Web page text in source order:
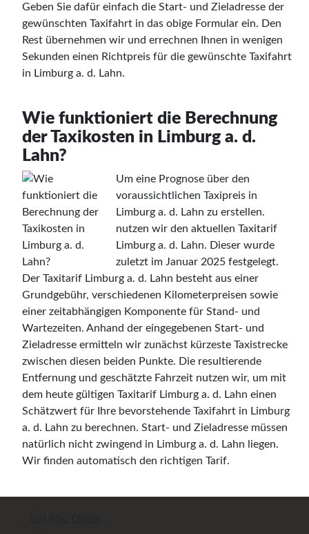
Geben Sie dafür einfach die Start- und Zieladresse der
gewünschten Taxifahrt in das obige Formular ein. Den
Rest übernehmen wir und errechnen Ihnen in wenigen
Sekunden einen Richtpreis für die gewünschte Taxifahrt
in Limburg a. d. Lahn.
Wie funktioniert die Berechnung
der Taxikosten in Limburg a. d.
Lahn?
Um eine Prognose über den
voraussichtlichen Taxipreis in
Limburg a. d. Lahn zu erstellen.
nutzen wir den aktuellen Taxitarif
Limburg a. d. Lahn. Dieser wurde
zuletzt im Januar 2025 festgelegt.
Der Taxitarif Limburg a. d. Lahn besteht aus einer
Grundgebühr, verschiedenen Kilometerpreisen sowie
einer zeitabhängigen Komponente für Stand- und
Wartezeiten. Anhand der eingegebenen Start- und
Zieladresse ermitteln wir zunächst kürzeste Taxistrecke
zwischen diesen beiden Punkte. Die resultierende
Entfernung und geschätzte Fahrzeit nutzen wir, um mit
dem heute gültigen Taxitarif Limburg a. d. Lahn einen
Schätzwert für Ihre bevorstehende Taxifahrt in Limburg
a. d. Lahn zu berechnen. Start- und Zieladresse müssen
natürlich nicht zwingend in Limburg a. d. Lahn liegen.
Wir finden automatisch den richtigen Tarif.